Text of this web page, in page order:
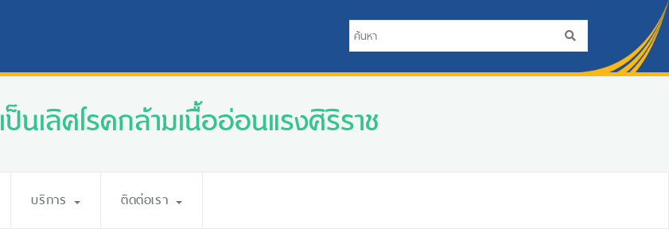
นเลิศโรคกล้ามเนื้ออ่อนแรงศิริราช
บริการ ติดต่อเรา